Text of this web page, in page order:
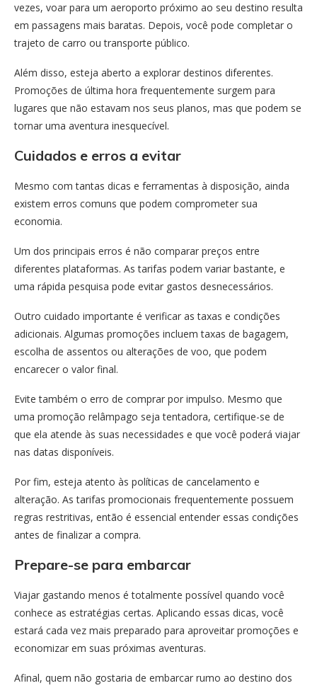
vezes, voar para um aeroporto próximo ao seu destino resulta
em passagens mais baratas. Depois, você pode completar o
trajeto de carro ou transporte público.
Além disso, esteja aberto a explorar destinos diferentes.
Promoções de última hora frequentemente surgem para
lugares que não estavam nos seus planos, mas que podem se
tornar uma aventura inesquecível.
Cuidados e erros a evitar
Mesmo com tantas dicas e ferramentas à disposição, ainda
existem erros comuns que podem comprometer sua
economia.
Um dos principais erros é não comparar preços entre
diferentes plataformas. As tarifas podem variar bastante, e
uma rápida pesquisa pode evitar gastos desnecessários.
Outro cuidado importante é verificar as taxas e condições
adicionais. Algumas promoções incluem taxas de bagagem,
escolha de assentos ou alterações de voo, que podem
encarecer o valor final.
Evite também o erro de comprar por impulso. Mesmo que
uma promoção relâmpago seja tentadora, certifique-se de
que ela atende às suas necessidades e que você poderá viajar
nas datas disponíveis.
Por fim, esteja atento às políticas de cancelamento e
alteração. As tarifas promocionais frequentemente possuem
regras restritivas, então é essencial entender essas condições
antes de finalizar a compra.
Prepare-se para embarcar
Viajar gastando menos é totalmente possível quando você
conhece as estratégias certas. Aplicando essas dicas, você
estará cada vez mais preparado para aproveitar promoções e
economizar em suas próximas aventuras.
Afinal, quem não gostaria de embarcar rumo ao destino dos